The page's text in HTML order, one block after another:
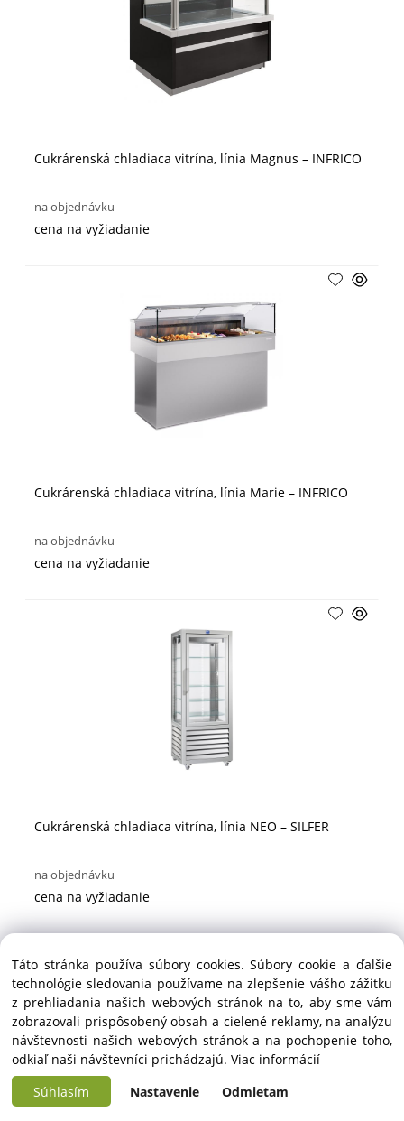
Cukrárenská chladiaca vitrína, línia Magnus – INFRICO
na objednávku
cena na vyžiadanie
Cukrárenská chladiaca vitrína, línia Marie – INFRICO
na objednávku
cena na vyžiadanie
Cukrárenská chladiaca vitrína, línia NEO – SILFER
na objednávku
cena na vyžiadanie
Táto stránka používa súbory cookies. Súbory cookie a ďalšie
technológie sledovania používame na zlepšenie vášho zážitku
z prehliadania našich webových stránok na to, aby sme vám
zobrazovali prispôsobený obsah a cielené reklamy, na analýzu
návštevnosti našich webových stránok a na pochopenie toho,
odkiaľ naši návštevníci prichádzajú. Viac informácií
Súhlasím
Nastavenie Odmietam